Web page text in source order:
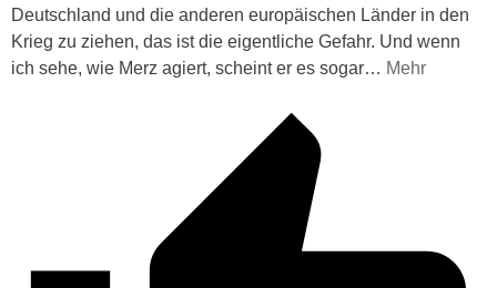
Deutschland und die anderen europäischen Länder in den
Krieg zu ziehen, das ist die eigentliche Gefahr. Und wenn
ich sehe, wie Merz agiert, scheint er es sogar… Mehr